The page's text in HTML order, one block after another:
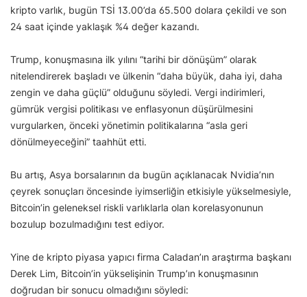
kripto varlık, bugün TSİ 13.00’da 65.500 dolara çekildi ve son
24 saat içinde yaklaşık %4 değer kazandı.
Trump, konuşmasına ilk yılını “tarihi bir dönüşüm” olarak
nitelendirerek başladı ve ülkenin “daha büyük, daha iyi, daha
zengin ve daha güçlü” olduğunu söyledi. Vergi indirimleri,
gümrük vergisi politikası ve enflasyonun düşürülmesini
vurgularken, önceki yönetimin politikalarına “asla geri
dönülmeyeceğini” taahhüt etti.
Bu artış, Asya borsalarının da bugün açıklanacak Nvidia’nın
çeyrek sonuçları öncesinde iyimserliğin etkisiyle yükselmesiyle,
Bitcoin’in geleneksel riskli varlıklarla olan korelasyonunun
bozulup bozulmadığını test ediyor.
Yine de kripto piyasa yapıcı firma Caladan’ın araştırma başkanı
Derek Lim, Bitcoin’in yükselişinin Trump’ın konuşmasının
doğrudan bir sonucu olmadığını söyledi: